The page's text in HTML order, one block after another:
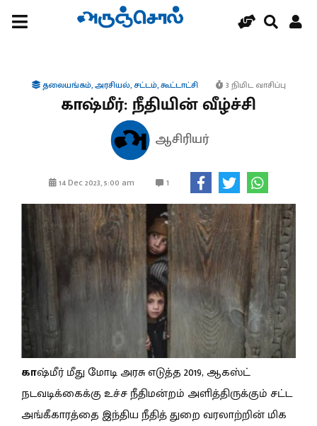
தலையங்கம்,அரசியல்,சட்டம்,கூட்டாட்சி 3 நிமிட வாசிப்பு
காஷ்மீர்: நீதியின் வீழ்ச்சி
ஆசிரியர்
14 Dec 2023, 5:00 am 1
காஷ்மீர் மீது மோடி அரசு எடுத்த 2019, ஆகஸ்ட்
நடவடிக்கைக்கு உச்ச நீதிமன்றம் அளித்திருக்கும் சட்ட
அங்கீகாரத்தை இந்திய நீதித் துறை வரலாற்றின் மிக